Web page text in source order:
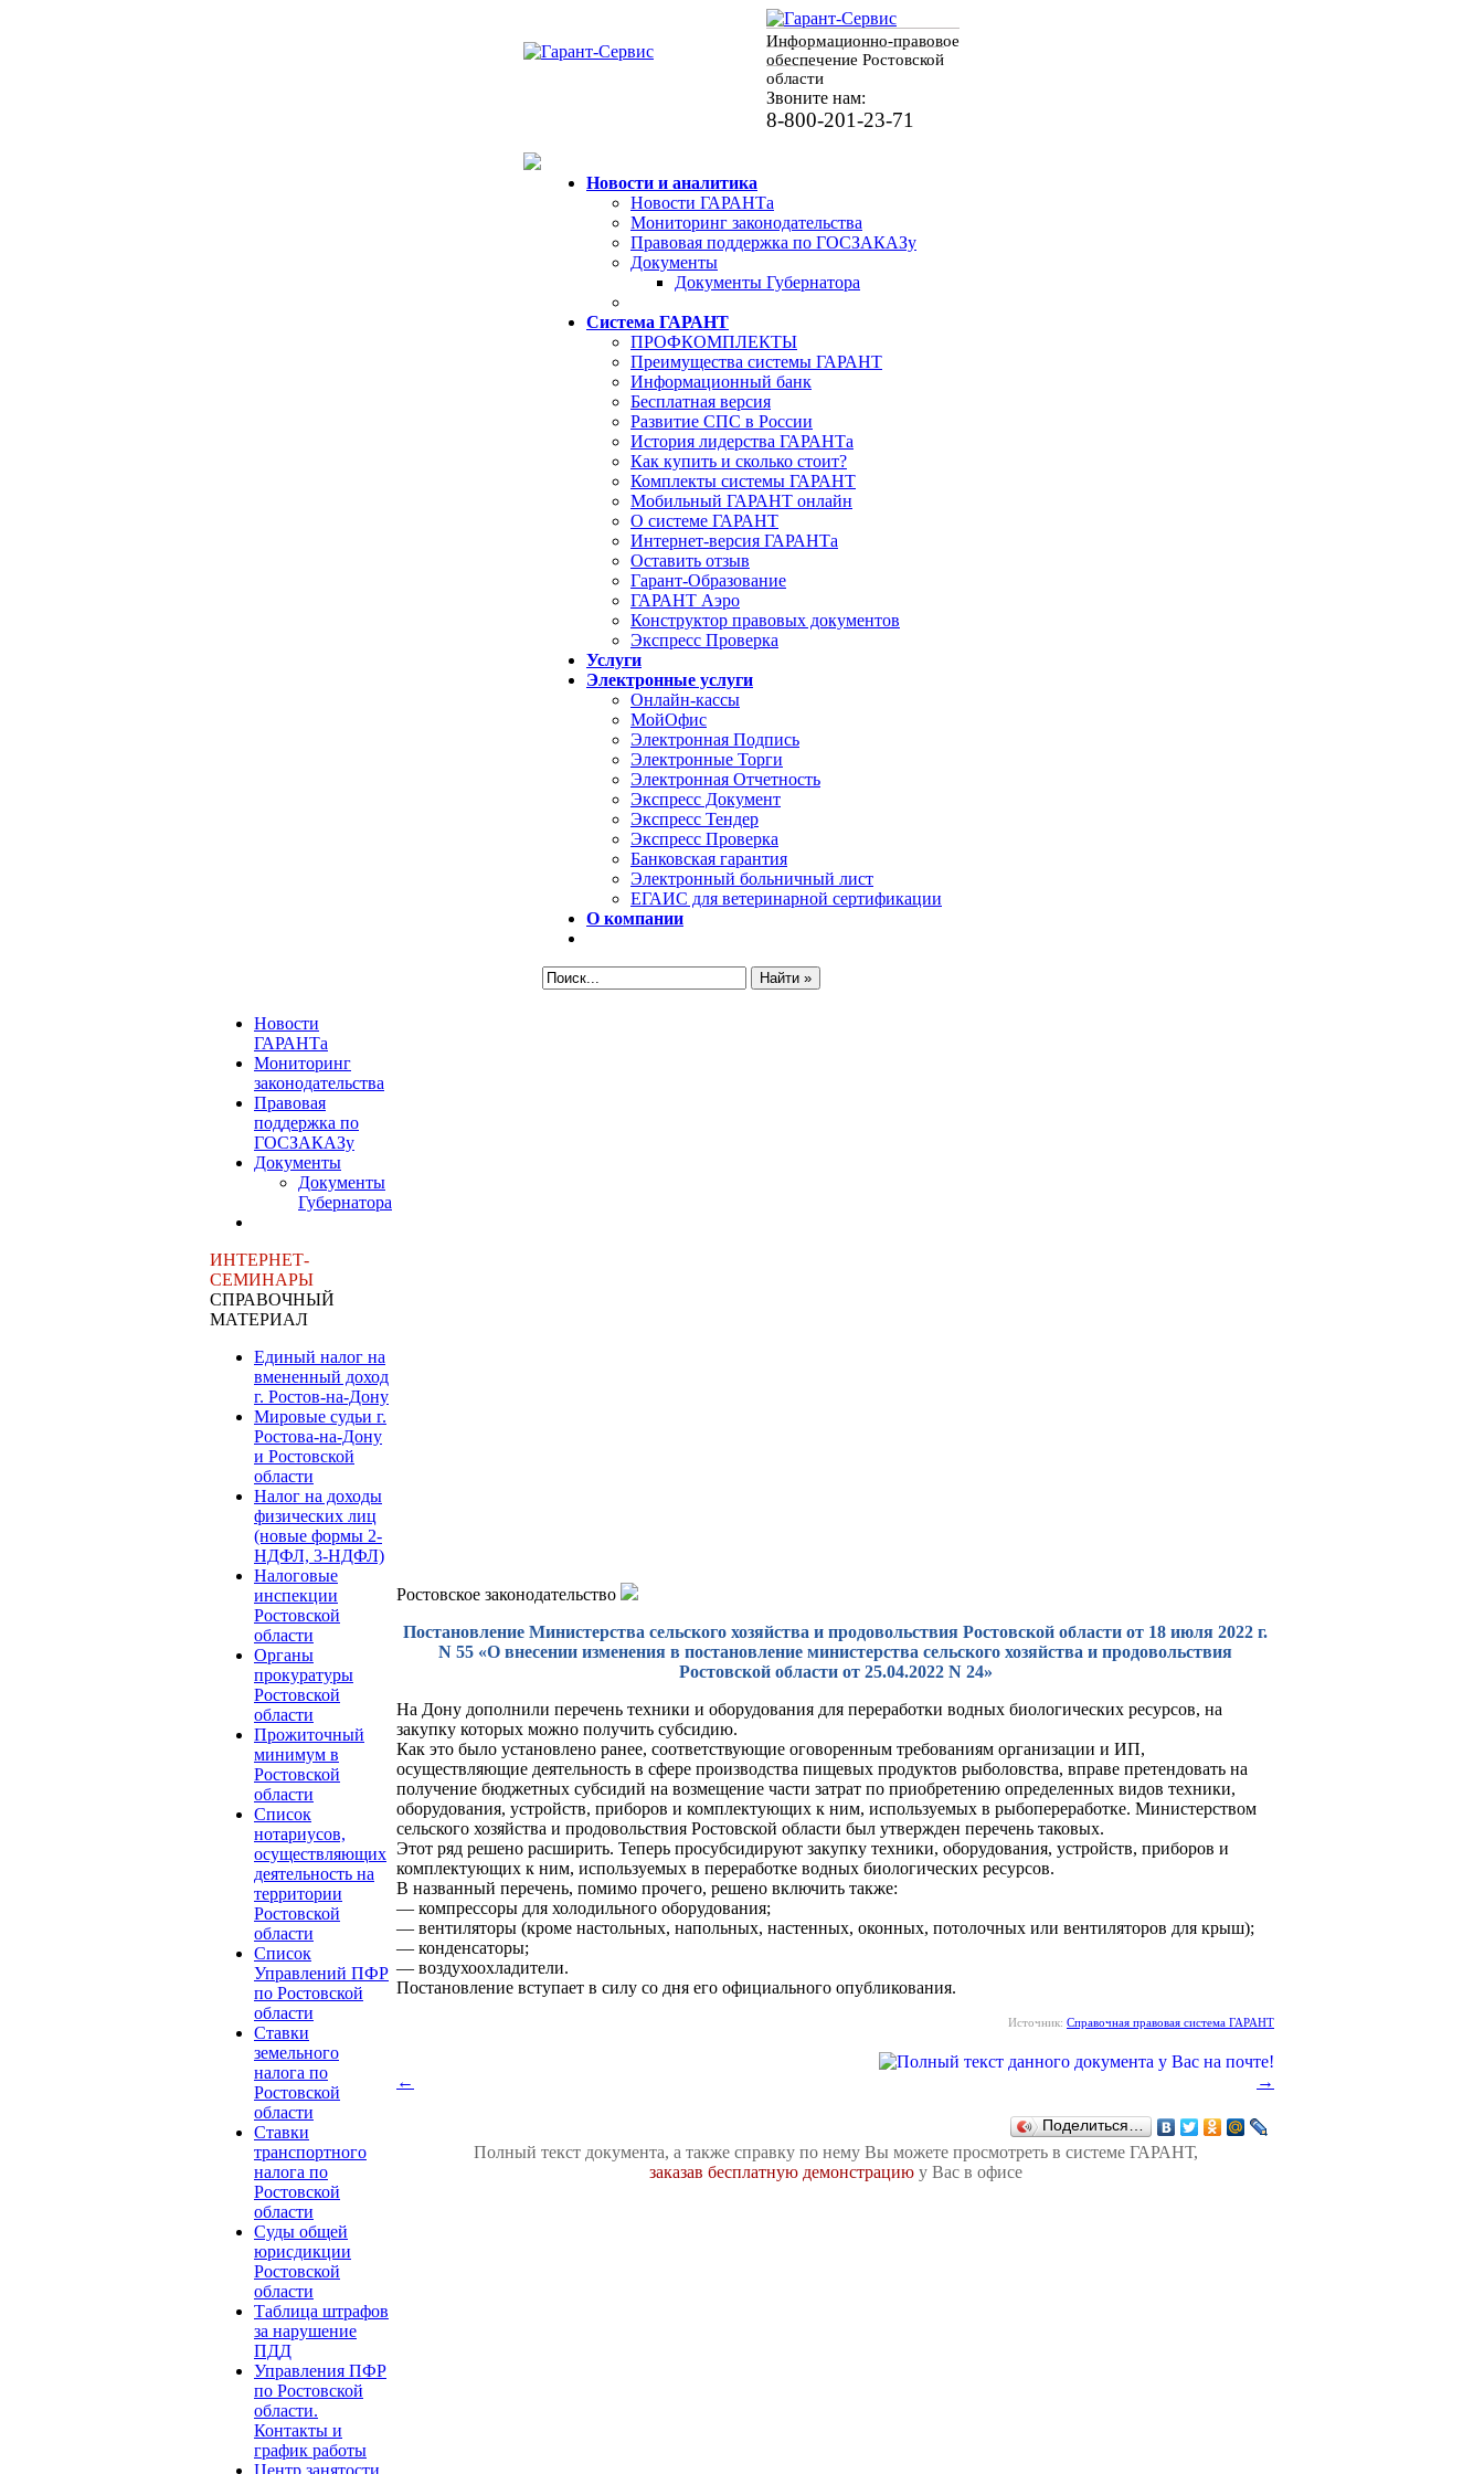
Информационно-правовое
обеспечение Ростовской
области
Звоните нам:
8-800-201-23-71
Новости и аналитика
Новости ГАРАНТа
Мониторинг законодательства
Правовая поддержка по ГОСЗАКАЗу
Документы
Документы Губернатора
Система ГАРАНТ
ПРОФКОМПЛЕКТЫ
Преимущества системы ГАРАНТ
Информационный банк
Бесплатная версия
Развитие СПС в России
История лидерства ГАРАНТа
Как купить и сколько стоит?
Комплекты системы ГАРАНТ
Мобильный ГАРАНТ онлайн
О системе ГАРАНТ
Интернет-версия ГАРАНТа
Оставить отзыв
Гарант-Образование
ГАРАНТ Аэро
Конструктор правовых документов
Экспресс Проверка
Услуги
Электронные услуги
Онлайн-кассы
МойОфис
Электронная Подпись
Электронные Торги
Электронная Oтчетность
Экспресс Документ
Экспресс Тендер
Экспресс Проверка
Банковская гарантия
Электронный больничный лист
ЕГАИС для ветеринарной сертификации
О компании
Новости
ГАРАНТа
Мониторинг
законодательства
Правовая
поддержка по
ГОСЗАКАЗу
Документы
Документы
Губернатора
ИНТЕРНЕТ-
СЕМИНАРЫ
СПРАВОЧНЫЙ
МАТЕРИАЛ
Единый налог на
вмененный доход
г. Ростов-на-Дону
Мировые судьи г.
Ростова-на-Дону
и Ростовской
области
Налог на доходы
физических лиц
(новые формы 2-
НДФЛ, 3-НДФЛ)
Налоговые
инспекции
Ростовской
области
Органы
прокуратуры
Ростовской
области
Прожиточный
минимум в
Ростовской
области
Список
нотариусов,
осуществляющих
деятельность на
территории
Ростовской
области
Список
Управлений ПФР
по Ростовской
области
Ставки
земельного
налога по
Ростовской
области
Ставки
транспортного
налога по
Ростовской
области
Суды общей
юрисдикции
Ростовской
области
Таблица штрафов
за нарушение
ПДД
Управления ПФР
по Ростовской
области.
Контакты и
график работы
Центр занятости
Ростовское законодательство
Постановление Министерства сельского хозяйства и продовольствия Ростовской области от 18 июля 2022 г.
N 55 «О внесении изменения в постановление министерства сельского хозяйства и продовольствия
Ростовской области от 25.04.2022 N 24»
На Дону дополнили перечень техники и оборудования для переработки водных биологических ресурсов, на
закупку которых можно получить субсидию.
Как это было установлено ранее, соответствующие оговоренным требованиям организации и ИП,
осуществляющие деятельность в сфере производства пищевых продуктов рыболовства, вправе претендовать на
получение бюджетных субсидий на возмещение части затрат по приобретению определенных видов техники,
оборудования, устройств, приборов и комплектующих к ним, используемых в рыбопереработке. Министерством
сельского хозяйства и продовольствия Ростовской области был утвержден перечень таковых.
Этот ряд решено расширить. Теперь просубсидируют закупку техники, оборудования, устройств, приборов и
комплектующих к ним, используемых в переработке водных биологических ресурсов.
В названный перечень, помимо прочего, решено включить также:
— компрессоры для холодильного оборудования;
— вентиляторы (кроме настольных, напольных, настенных, оконных, потолочных или вентиляторов для крыш);
— конденсаторы;
— воздухоохладители.
Постановление вступает в силу со дня его официального опубликования.
Источник: Справочная правовая система ГАРАНТ
← →
Поделиться…
Полный текст документа, а также справку по нему Вы можете просмотреть в системе ГАРАНТ,
заказав бесплатную демонстрациюу Вас в офисе